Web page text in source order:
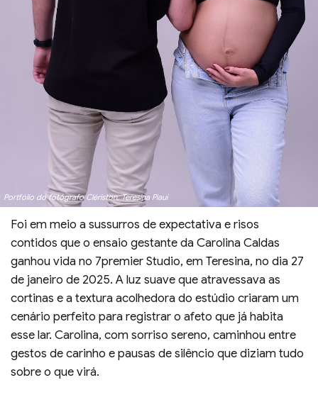
Portfólio do fotógrafo Clériston, Teresina Piauí
Foi em meio a sussurros de expectativa e risos
contidos que o ensaio gestante da Carolina Caldas
ganhou vida no 7premier Studio, em Teresina, no dia 27
de janeiro de 2025. A luz suave que atravessava as
cortinas e a textura acolhedora do estúdio criaram um
cenário perfeito para registrar o afeto que já habita
esse lar. Carolina, com sorriso sereno, caminhou entre
gestos de carinho e pausas de silêncio que diziam tudo
sobre o que virá.